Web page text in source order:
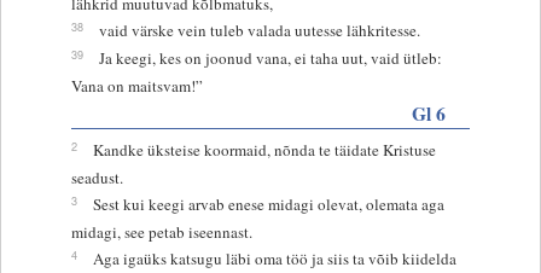
38 vaid värske vein tuleb valada uutesse lähkritesse.
39
Ja keegi, kes on joonud vana, ei taha uut, vaid ütleb:
Vana on maitsvam!”
Gl 6
2
Kandke üksteise koormaid, nõnda te täidate Kristuse
seadust.
3
Sest kui keegi arvab enese midagi olevat, olemata aga
midagi, see petab iseennast.
4
Aga igaüks katsugu läbi oma töö ja siis ta võib kiidelda